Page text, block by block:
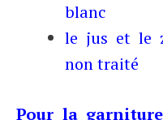
blanc
le jus et le
non traité
Pour la